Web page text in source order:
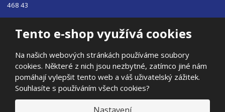
Tento e-shop využívá cookies
Na našich webových stránkách používáme soubory
cookies. Některé z nich jsou nezbytné, zatímco jiné nám
pomáhají vylepšit tento web a váš uživatelský zážitek.
Souhlasíte s používáním všech cookies?
468 43
Email:sales@detoa.cz
Ochrana osobních údajů